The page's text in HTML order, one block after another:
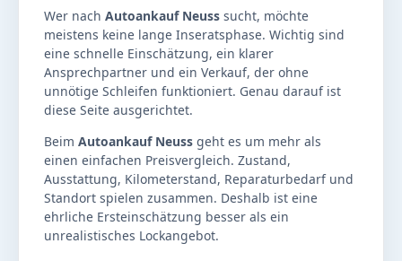
Wer nach Autoankauf Neuss sucht, möchte
meistens keine lange Inseratsphase. Wichtig sind
eine schnelle Einschätzung, ein klarer
Ansprechpartner und ein Verkauf, der ohne
unnötige Schleifen funktioniert. Genau darauf ist
diese Seite ausgerichtet.
Beim Autoankauf Neuss geht es um mehr als
einen einfachen Preisvergleich. Zustand,
Ausstattung, Kilometerstand, Reparaturbedarf und
Standort spielen zusammen. Deshalb ist eine
ehrliche Ersteinschätzung besser als ein
unrealistisches Lockangebot.